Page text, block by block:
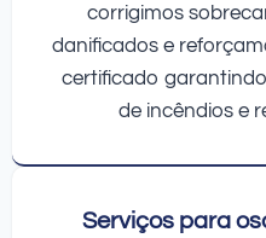
corrigimos
danificados e
certificado
de incêndios e
Serviços para